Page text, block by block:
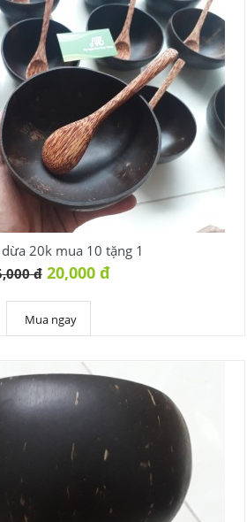
20k mua 10 tặng 1
đ 20,000 đ
Mua ngay